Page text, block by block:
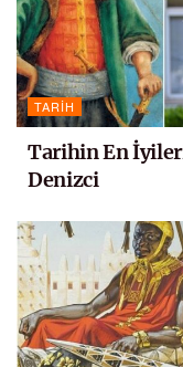
TARIH
Tarihin En
Denizci